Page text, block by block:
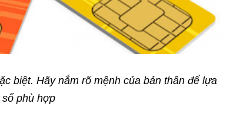
biệt. Hãy nắm rõ mệnh của bản thân để lựa
phù hợp